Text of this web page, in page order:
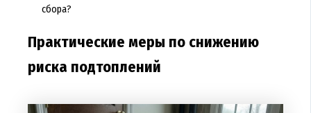
сбора?
Практические меры по снижению
риска подтоплений